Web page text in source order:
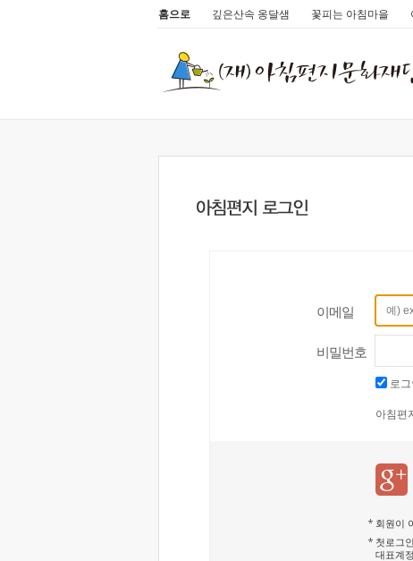
홈으로 깊은산속 옹달샘 꽃피는 아침마을
이메일
비밀번호
로그
아침편
회원이
첫로그
대표계